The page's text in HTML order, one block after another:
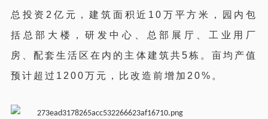
大家都在搜：
金莎丽
SALLY 卫浴品牌 淋浴房 整体卫生间
总投资2亿元，建筑面积近10万平方米，园内包
括总部大楼，研发中心、总部展厅、工业用厂
房、配套生活区在内的主体建筑共5栋。亩均产值
预计超过1200万元，比改造前增加20%。